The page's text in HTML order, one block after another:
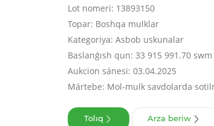
Lot nomeri: 13893150
Topar: Boshqa mulklar
Kategoriya: Asbob uskunalar
Baslanǵısh qun: 33 915 991.70 swm
Aukcion sánesi: 03.04.2025
Mártebe: Mol-mulk savdolarda
Tolıq Arza beriw